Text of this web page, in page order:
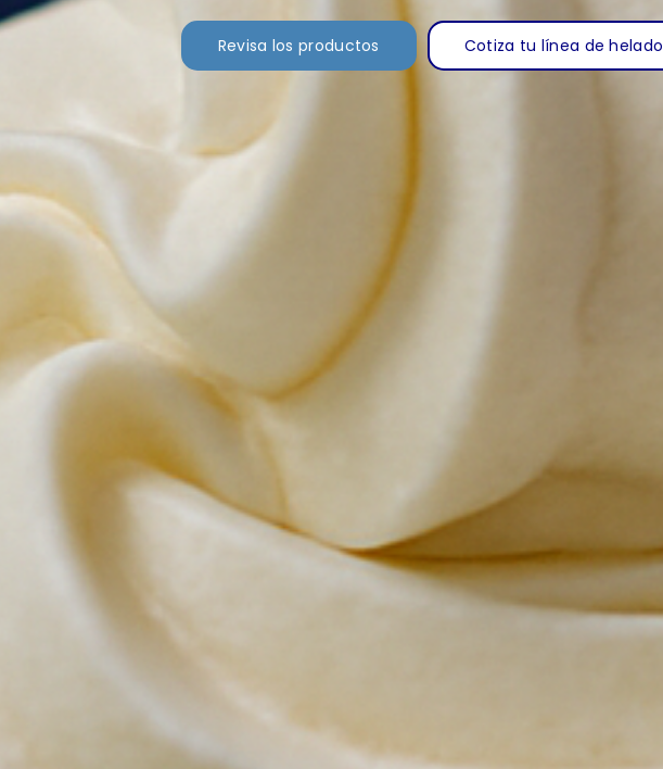
Revisa los productos Cotiza tu línea de helado